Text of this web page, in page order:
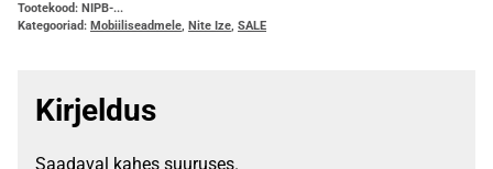
Tootekood: NIPB-...
Kategooriad: Mobiiliseadmele, Nite Ize, SALE
Kirjeldus
Saadaval kahes suuruses.